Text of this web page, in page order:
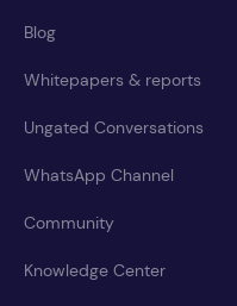
Blog
Whitepapers & reports
Ungated Conversations
WhatsApp Channel
Community
Knowledge Center